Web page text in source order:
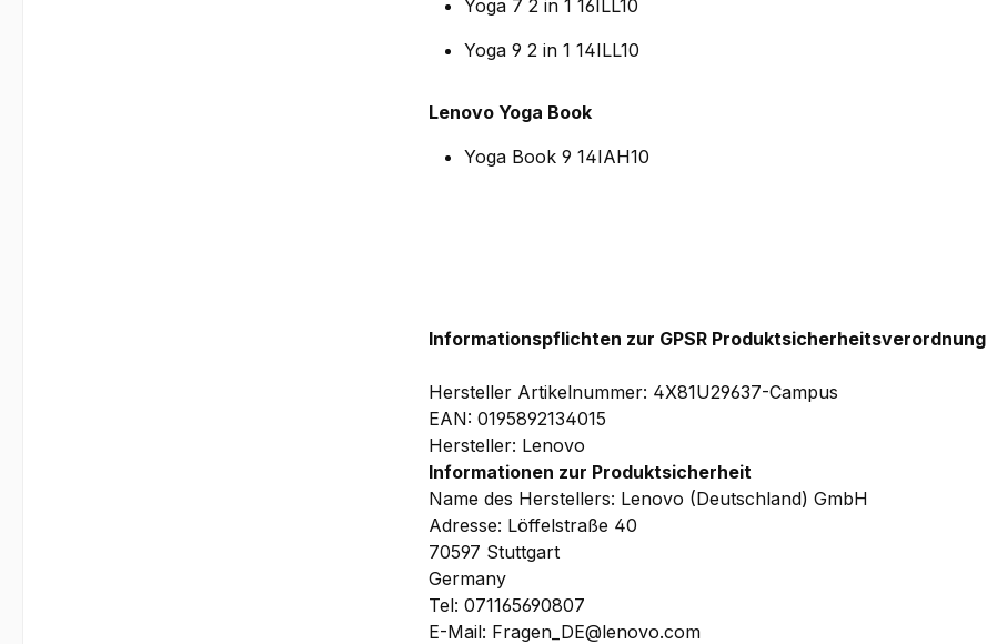
Yoga 7 2 in 1 16ILL10
Yoga 9 2 in 1 14ILL10
Lenovo Yoga Book
Yoga Book 9 14IAH10
Informationspflichten zur GPSR Produktsicherheitsverordnung
Hersteller Artikelnummer: 4X81U29637-Campus
EAN: 0195892134015
Hersteller: Lenovo
Informationen zur Produktsicherheit
Name des Herstellers: Lenovo (Deutschland) GmbH
Adresse: Löffelstraße 40
70597 Stuttgart
Germany
Tel: 071165690807
E-Mail: Fragen_DE@lenovo.com